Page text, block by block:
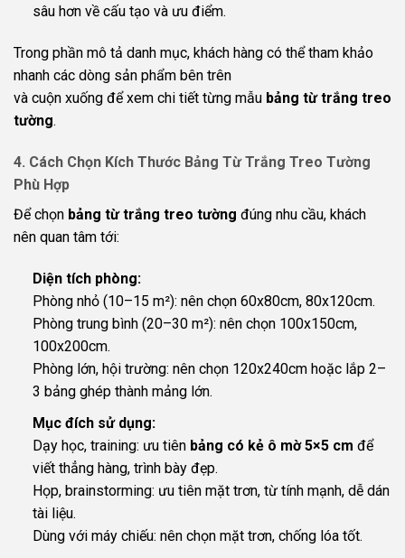
sâu hơn về cấu tạo và ưu điểm.
Trong phần mô tả danh mục, khách hàng có thể tham khảo
nhanh các dòng sản phẩm bên trên
và cuộn xuống để xem chi tiết từng mẫu bảng từ trắng treo
tường.
4. Cách Chọn Kích Thước Bảng Từ Trắng Treo Tường
Phù Hợp
Để chọn bảng từ trắng treo tường đúng nhu cầu, khách
nên quan tâm tới:
Diện tích phòng:
Phòng nhỏ (10–15 m²): nên chọn 60x80cm, 80x120cm.
Phòng trung bình (20–30 m²): nên chọn 100x150cm,
100x200cm.
Phòng lớn, hội trường: nên chọn 120x240cm hoặc lắp 2–
3 bảng ghép thành mảng lớn.
Mục đích sử dụng:
Dạy học, training: ưu tiên bảng có kẻ ô mờ 5×5 cm để
viết thẳng hàng, trình bày đẹp.
Họp, brainstorming: ưu tiên mặt trơn, từ tính mạnh, dễ dán
tài liệu.
Dùng với máy chiếu: nên chọn mặt trơn, chống lóa tốt.